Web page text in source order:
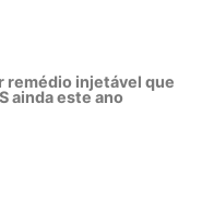
remédio injetável que
ainda este ano